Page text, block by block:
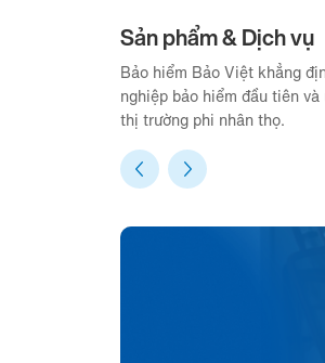
Sản phẩm & Dịch vụ
Bảo hiểm Bảo Việt khẳng
nghiệp bảo hiểm đầu tiên
thị trường phi nhân thọ.